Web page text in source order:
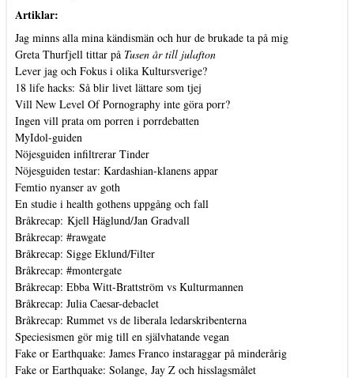
Artiklar:
Jag minns alla mina kändismän och hur de brukade ta på mig
Greta Thurfjell tittar på Tusen år till julafton
Lever jag och Fokus i olika Kultursverige?
18 life hacks: Så blir livet lättare som tjej
Vill New Level Of Pornography inte göra porr?
Ingen vill prata om porren i porrdebatten
MyIdol-guiden
Nöjesguiden infiltrerar Tinder
Nöjesguiden testar: Kardashian-klanens appar
Femtio nyanser av goth
En studie i health gothens uppgång och fall
Bråkrecap: Kjell Häglund/Jan Gradvall
Bråkrecap: #rawgate
Bråkrecap: Sigge Eklund/Filter
Bråkrecap: #montergate
Bråkrecap: Ebba Witt-Brattström vs Kulturmannen
Bråkrecap: Julia Caesar-debaclet
Bråkrecap: Rummet vs de liberala ledarskribenterna
Speciesismen gör mig till en självhatande vegan
Fake or Earthquake: James Franco instaraggar på minderårig
Fake or Earthquake: Solange, Jay Z och hisslagsmålet